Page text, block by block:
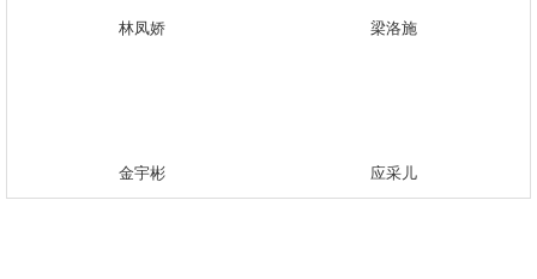
林凤娇 梁洛施
金宇彬 应采儿